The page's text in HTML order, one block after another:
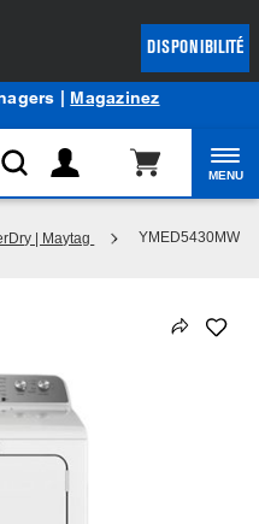
de prix de liquidation
| Magazinez
MENU
| Maytag YMED5430MW
DISPONIBILITÉ